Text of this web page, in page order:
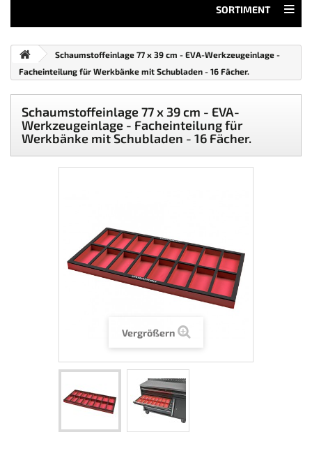
SORTIMENT
Schaumstoffeinlage 77 x 39 cm - EVA-Werkzeugeinlage -
Facheinteilung für Werkbänke mit Schubladen - 16 Fächer.
Schaumstoffeinlage 77 x 39 cm - EVA-
Werkzeugeinlage - Facheinteilung für
Werkbänke mit Schubladen - 16 Fächer.
Vergrößern